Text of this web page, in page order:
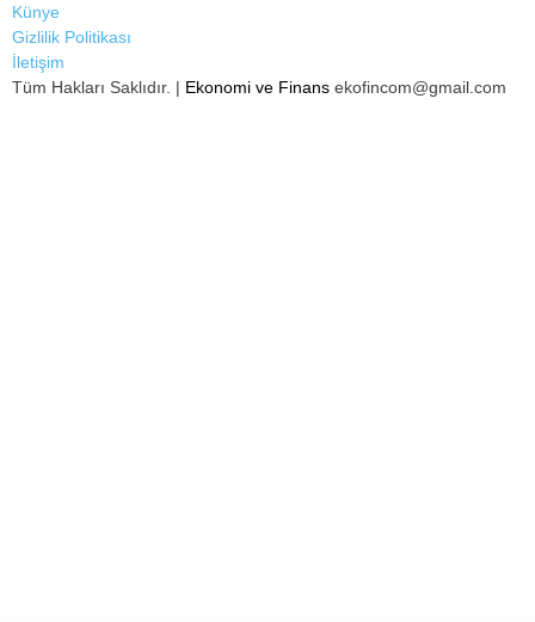
Künye
Gizlilik Politikası
İletişim
Tüm Hakları Saklıdır. | Ekonomi ve Finans ekofincom@gmail.com